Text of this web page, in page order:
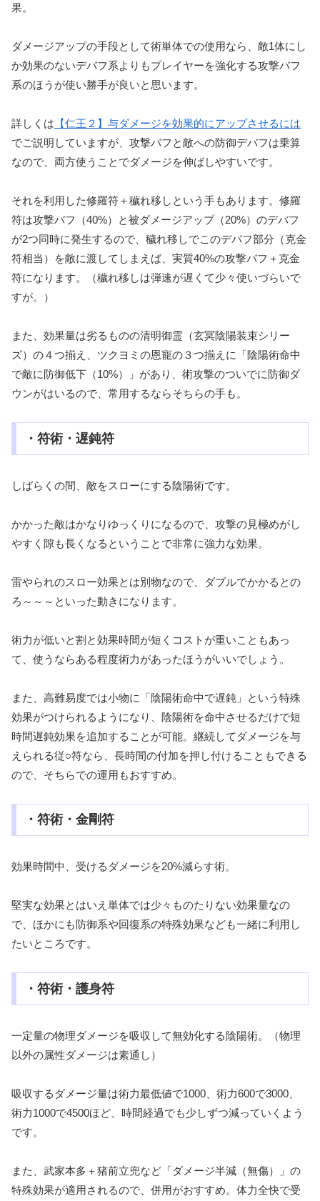
果。
ダメージアップの手段として術単体での使用なら、敵1体にし
か効果のないデバフ系よりもプレイヤーを強化する攻撃バフ
系のほうが使い勝手が良いと思います。
詳しくは 【仁王２】与ダメージを効果的にアップさせるには
でご説明していますが、攻撃バフと敵への防御デバフは乗算
なので、両方使うことでダメージを伸ばしやすいです。
それを利用した修羅符＋穢れ移しという手もあります。修羅
符は攻撃バフ（40%）と被ダメージアップ（20%）のデバフ
が2つ同時に発生するので、穢れ移しでこのデバフ部分（克金
符相当）を敵に渡してしまえば、実質40%の攻撃バフ＋克金
符になります。（穢れ移しは弾速が遅くて少々使いづらいで
すが。）
また、効果量は劣るものの清明御霊（玄冥陰陽装束シリー
ズ）の４つ揃え、ツクヨミの恩寵の３つ揃えに「陰陽術命中
で敵に防御低下（10%）」があり、術攻撃のついでに防御ダ
ウンがはいるので、常用するならそちらの手も。
・符術・遅鈍符
しばらくの間、敵をスローにする陰陽術です。
かかった敵はかなりゆっくりになるので、攻撃の見極めがし
やすく隙も長くなるということで非常に強力な効果。
雷やられのスロー効果とは別物なので、ダブルでかかるとの
ろ～～～といった動きになります。
術力が低いと割と効果時間が短くコストが重いこともあっ
て、使うならある程度術力があったほうがいいでしょう。
また、高難易度では小物に「陰陽術命中で遅鈍」という特殊
効果がつけられるようになり、陰陽術を命中させるだけで短
時間遅鈍効果を追加することが可能。継続してダメージを与
えられる従○符なら、長時間の付加を押し付けることもできる
ので、そちらでの運用もおすすめ。
・符術・金剛符
効果時間中、受けるダメージを20%減らす術。
堅実な効果とはいえ単体では少々ものたりない効果量なの
で、ほかにも防御系や回復系の特殊効果なども一緒に利用し
たいところです。
・符術・護身符
一定量の物理ダメージを吸収して無効化する陰陽術。（物理
以外の属性ダメージは素通し）
吸収するダメージ量は術力最低値で1000、術力600で3000、
術力1000で4500ほど、時間経過でも少しずつ減っていくよう
です。
また、武家本多＋猪前立兜など「ダメージ半減（無傷）」の
特殊効果が適用されるので、併用がおすすめ。体力全快で受